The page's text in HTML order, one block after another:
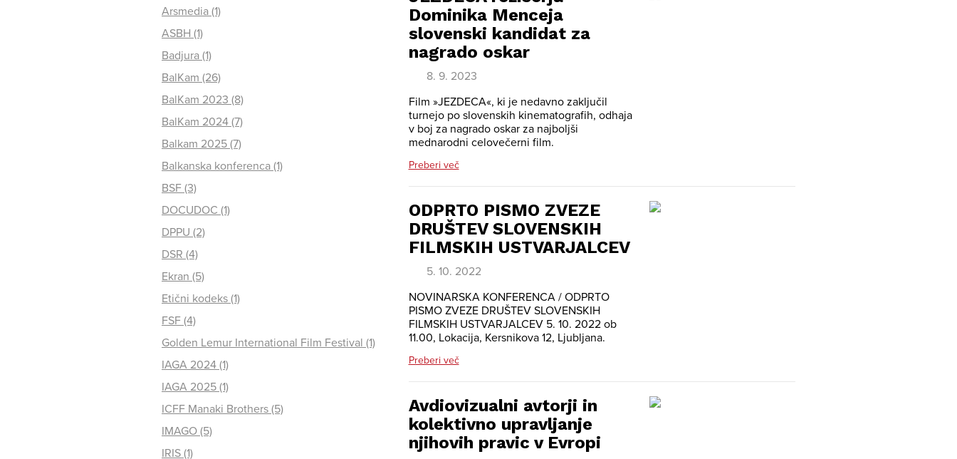
Arsmedia (1)
ASBH (1)
Badjura (1)
BalKam (26)
BalKam 2023 (8)
BalKam 2024 (7)
Balkam 2025 (7)
Balkanska konferenca (1)
BSF (3)
DOCUDOC (1)
DPPU (2)
DSR (4)
Ekran (5)
Etični kodeks (1)
FSF (4)
Golden Lemur International Film Festival (1)
IAGA 2024 (1)
IAGA 2025 (1)
ICFF Manaki Brothers (5)
IMAGO (5)
IRIS (1)
Dominika Menceja
slovenski kandidat za
nagrado oskar
8. 9. 2023
Film »JEZDECA«, ki je nedavno zaključil
turnejo po slovenskih kinematografih, odhaja
v boj za nagrado oskar za najboljši
mednarodni celovečerni film.
Preberi več
ODPRTO PISMO ZVEZE
DRUŠTEV SLOVENSKIH
FILMSKIH USTVARJALCEV
5. 10. 2022
NOVINARSKA KONFERENCA / ODPRTO
PISMO ZVEZE DRUŠTEV SLOVENSKIH
FILMSKIH USTVARJALCEV 5. 10. 2022 ob
11.00, Lokacija, Kersnikova 12, Ljubljana.
Preberi več
Avdiovizualni avtorji in
kolektivno upravljanje
njihovih pravic v Evropi